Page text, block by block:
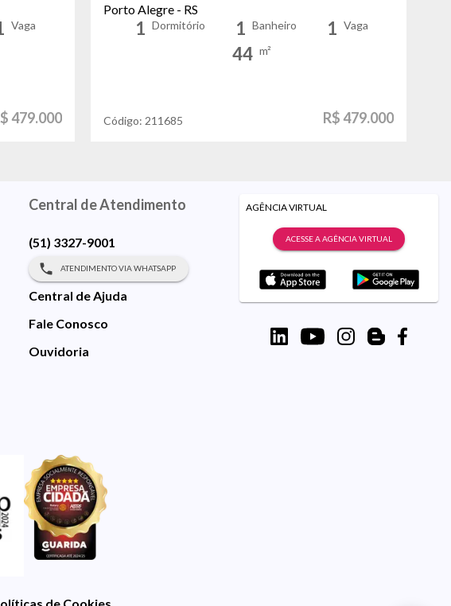
Vaga
479.000
Porto Alegre - RS
1 Dormitório 1 Banheiro 1 Vaga
44 m²
Código: 211685 R$ 479.000
Central de Atendimento
(51) 3327-9001
ATENDIMENTO VIA WHATSAPP
Central de Ajuda
Fale Conosco
Ouvidoria
AGÊNCIA VIRTUAL
ACESSE A AGÊNCIA VIRTUAL
de Cookies